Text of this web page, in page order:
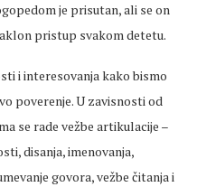
je prisutan, ali se on
pristup svakom detetu.
i interesovanja kako bismo
poverenje. U zavisnosti od
se rade vežbe artikulacije –
disanja, imenovanja,
govora, vežbe čitanja i